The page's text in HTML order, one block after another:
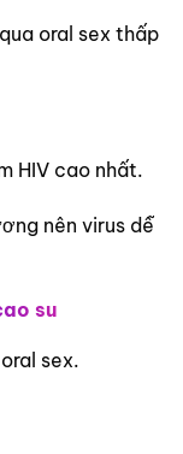
oral sex thấp
HIV cao nhất.
nên virus dễ
su
sex.